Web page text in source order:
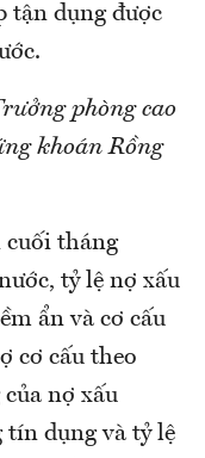
tận dụng được
phòng cao
khoán Rồng
cuối tháng
tỷ lệ nợ xấu
ẩn và cơ cấu
cơ cấu theo
nợ xấu
dụng và tỷ lệ